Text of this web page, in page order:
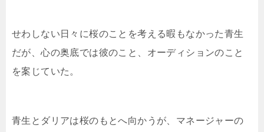
せわしない日々に桜のことを考える暇もなかった青生
だが、心の奥底では彼のこと、オーディションのこと
を案じていた。
青生とダリアは桜のもとへ向かうが、マネージャーの